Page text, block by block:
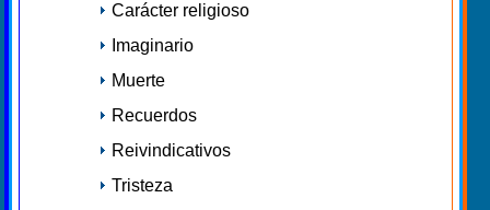
Carácter religioso
Imaginario
Muerte
Recuerdos
Reivindicativos
Tristeza